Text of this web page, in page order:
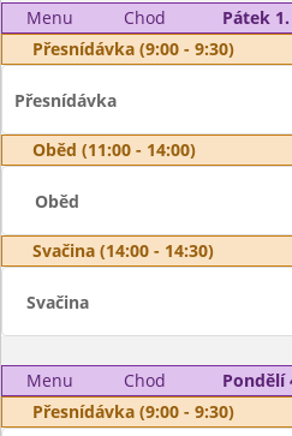
Menu Chod
Pátek 1.
Přesnídávka (9:00 - 9:30)
Přesnídávka
Oběd (11:00 - 14:00)
Oběd
Svačina (14:00 - 14:30)
Svačina
Menu Chod
Pondělí
Přesnídávka (9:00 - 9:30)